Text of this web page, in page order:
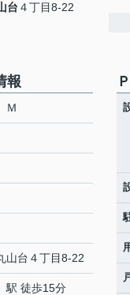
台 ４丁目8-22
報
Ｍ
山台 ４丁目8-22
」駅 徒歩15分